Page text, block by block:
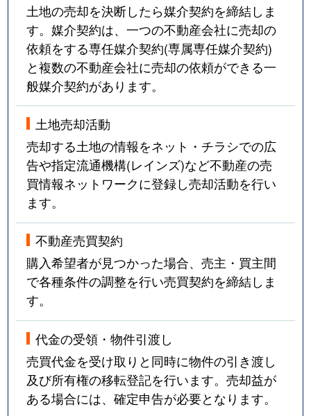
土地の売却を決断したら媒介契約を締結しま
す。媒介契約は、一つの不動産会社に売却の
依頼をする専任媒介契約(専属専任媒介契約)
と複数の不動産会社に売却の依頼ができる一
般媒介契約があります。
土地売却活動
売却する土地の情報をネット・チラシでの広
告や指定流通機構(レインズ)など不動産の売
買情報ネットワークに登録し売却活動を行い
ます。
不動産売買契約
購入希望者が見つかった場合、売主・買主間
で各種条件の調整を行い売買契約を締結しま
す。
代金の受領・物件引渡し
売買代金を受け取りと同時に物件の引き渡し
及び所有権の移転登記を行います。売却益が
ある場合には、確定申告が必要となります。